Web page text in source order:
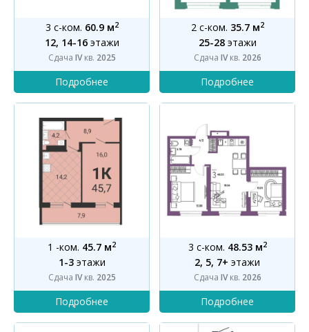
3 с-ком. 60.9 м2
12, 14-16этажи
Сдача IVкв. 2025
2 с-ком. 35.7 м2
25-28этажи
Сдача IVкв. 2026
1 -ком. 45.7 м2
1-3этажи
Сдача IVкв. 2025
3 с-ком. 48.53 м2
2, 5, 7+ этажи
Сдача IVкв. 2026